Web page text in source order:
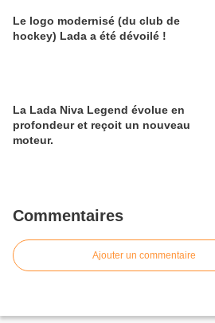
Le logo modernisé (du club de
hockey) Lada a été dévoilé !
La Lada Niva Legend évolue en
profondeur et reçoit un nouveau
moteur.
Commentaires
Ajouter un commentaire